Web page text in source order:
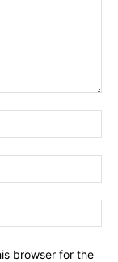
browser for the